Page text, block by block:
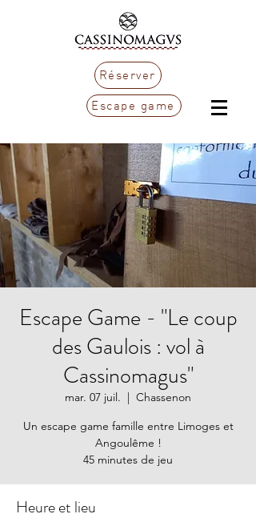
Réserver
Escape game
Escape Game - "Le coup
des Gaulois : vol à
Cassinomagus"
mar. 07 juil.
  |
Chassenon
Un escape game famille entre Limoges et
Angoulême !
45 minutes de jeu
Heure et lieu